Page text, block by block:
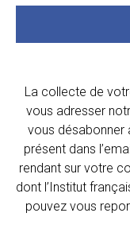
La collecte de
vous adresser
vous désabonner
présent dans
rendant sur votre
dont l’Institut
pouvez vous